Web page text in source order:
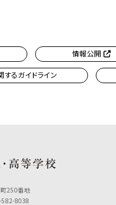
情報公開
るガイドライン
250番地
8038